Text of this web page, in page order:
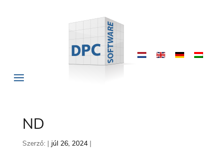
ND
Szerző: | júl 26, 2024|